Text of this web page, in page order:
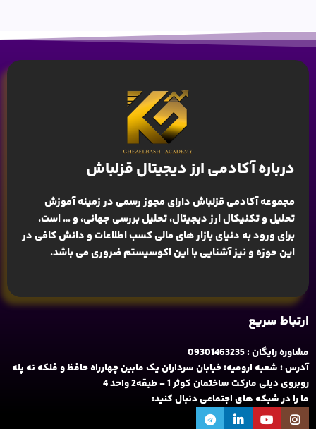
درباره آکادمی ارز دیجیتال قزلباش
مجموعه آکادمی قزلباش دارای مجوز رسمی در زمینهآموزش
تحلیل و تکنیکال ارز دیجیتال، تحلیل بررسی جهانی، و … است.
برای ورود به دنیای بازار های مالی کسب اطلاعات و دانش کافی در
این حوزه و نیز آشنایی با این اکوسیستم ضروری می باشد.
ارتباط سریع
مشاوره رایگان : 09301463235
آدرس : شعبه ارومیه: خیابان سرداران یک مابین چهارراه حافظ و فلکه نه پله
روبروی دیلی مارکت ساختمان کوثر 1 - طبقه2 واحد 4
ما را در شبکه های اجتماعی دنبال کنید: